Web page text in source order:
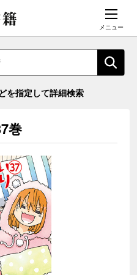
メニュー
を指定して詳細検索
巻